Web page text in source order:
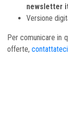
newsletter
Versione
Per comunicare in
offerte, contattateci